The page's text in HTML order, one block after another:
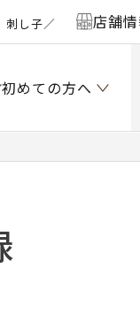
刺し子／ 店舗
初めての方へ